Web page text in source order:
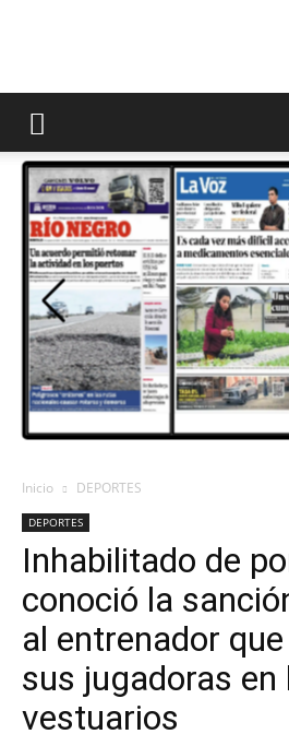
Inicio DEPORTES
DEPORTES
Inhabilitado de
conoció la
al entrenador
sus jugadoras en
vestuarios